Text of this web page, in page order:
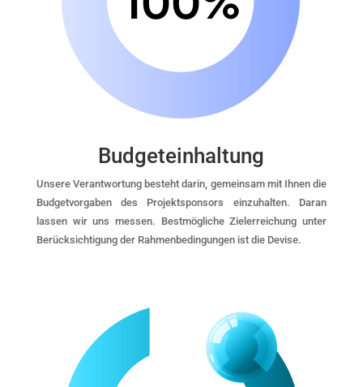
Budgeteinhaltung
Unsere Verantwortung besteht darin, gemeinsam mit Ihnen die
Budgetvorgaben des Projektsponsors einzuhalten. Daran
lassen wir uns messen. Bestmögliche Zielerreichung unter
Berücksichtigung der Rahmenbedingungen ist die Devise.